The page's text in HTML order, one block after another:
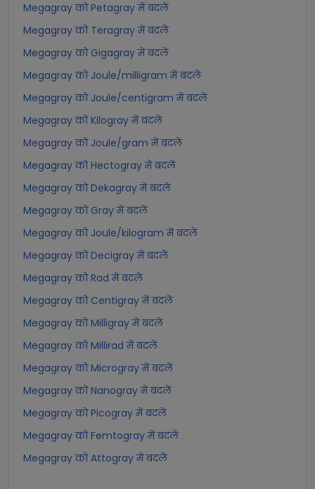
Megagray को Petagray में बदलें
Megagray को Teragray में बदलें
Megagray को Gigagray में बदलें
Megagray को Joule/milligram में बदलें
Megagray को Joule/centigram में बदलें
Megagray को Kilogray में बदलें
Megagray को Joule/gram में बदलें
Megagray को Hectogray में बदलें
Megagray को Dekagray में बदलें
Megagray को Gray में बदलें
Megagray को Joule/kilogram में बदलें
Megagray को Decigray में बदलें
Megagray को Rad में बदलें
Megagray को Centigray में बदलें
Megagray को Milligray में बदलें
Megagray को Millirad में बदलें
Megagray को Microgray में बदलें
Megagray को Nanogray में बदलें
Megagray को Picogray में बदलें
Megagray को Femtogray में बदलें
Megagray को Attogray में बदलें